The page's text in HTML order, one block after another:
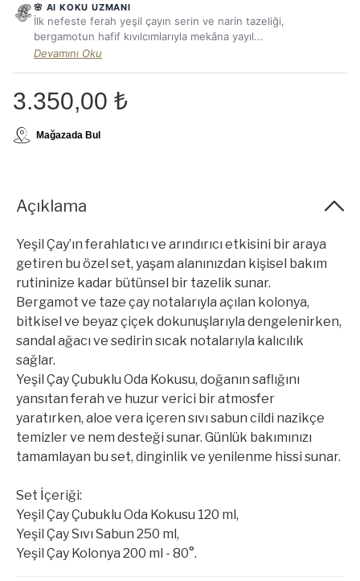
🌸 AI KOKU UZMANI
İlk nefeste ferah yeşil çayın serin ve narin tazeliği,
bergamotun hafif kıvılcımlarıyla mekâna yayıl...
Devamını Oku
3.350,00 ₺
Mağazada Bul
Açıklama
Yeşil Çay’ın ferahlatıcı ve arındırıcı etkisini bir araya
getiren bu özel set, yaşam alanınızdan kişisel bakım
rutininize kadar bütünsel bir tazelik sunar.
Bergamot ve taze çay notalarıyla açılan kolonya,
bitkisel ve beyaz çiçek dokunuşlarıyla dengelenirken,
sandal ağacı ve sedirin sıcak notalarıyla kalıcılık
sağlar.
Yeşil Çay Çubuklu Oda Kokusu, doğanın saflığını
yansıtan ferah ve huzur verici bir atmosfer
yaratırken, aloe vera içeren sıvı sabun cildi nazikçe
temizler ve nem desteği sunar. Günlük bakımınızı
tamamlayan bu set, dinginlik ve yenilenme hissi sunar.
Set İçeriği:
Yeşil Çay Çubuklu Oda Kokusu 120 ml,
Yeşil Çay Sıvı Sabun 250 ml,
Yeşil Çay Kolonya 200 ml - 80°.